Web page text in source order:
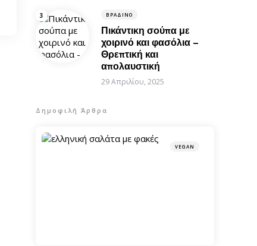
ΒΡΑΔΙΝΌ
Πικάντικη σούπα με
χοιρινό και φασόλια –
Θρεπτική και
απολαυστική
29 Απριλίου, 2025
Δημοφιλή Άρθρα
VEGAN